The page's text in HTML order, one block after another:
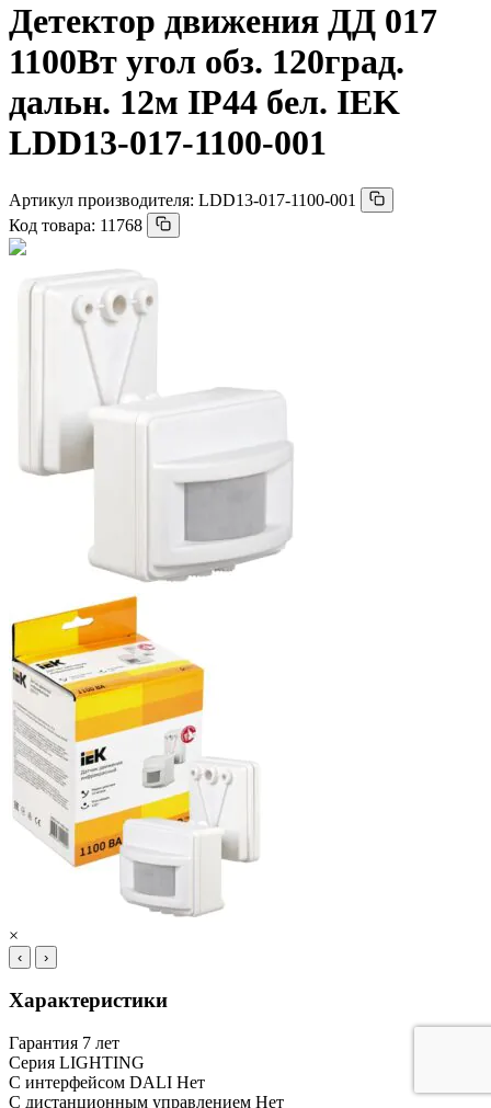
Детектор движения ДД 017
1100Вт угол обз. 120град.
дальн. 12м IP44 бел. IEK
LDD13-017-1100-001
Артикул производителя: LDD13-017-1100-001
Код товара: 11768
×
‹ ›
Характеристики
Гарантия 7 лет
Серия LIGHTING
С интерфейсом DALI Нет
С дистанционным управлением Нет